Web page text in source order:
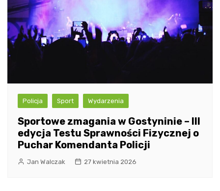
Policja Sport Wydarzenia
Sportowe zmagania w Gostyninie – III
edycja Testu Sprawności Fizycznej o
Puchar Komendanta Policji
Jan Walczak 27 kwietnia 2026